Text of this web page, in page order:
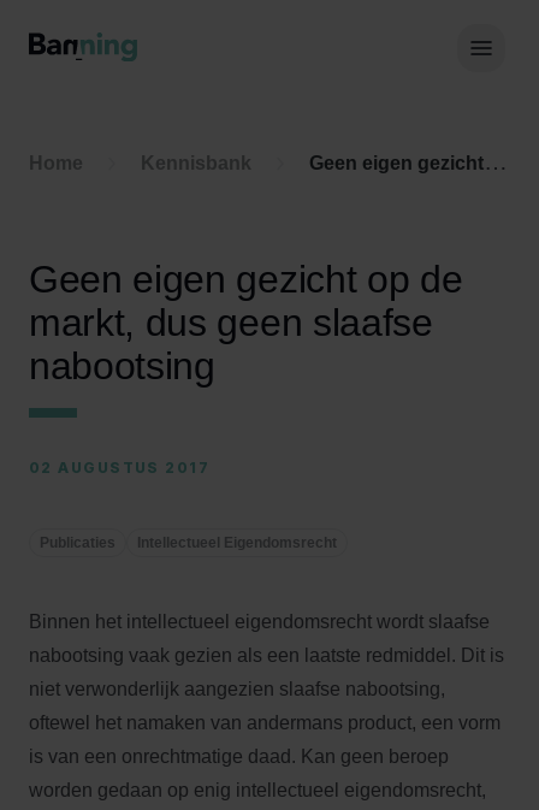
Home Kennisbank Geen eigen gezicht op de markt, dus geen slaafse nabootsing
Geen eigen gezicht op de
markt, dus geen slaafse
nabootsing
02 AUGUSTUS 2017
Publicaties Intellectueel Eigendomsrecht
Binnen het intellectueel eigendomsrecht wordt slaafse
nabootsing vaak gezien als een laatste redmiddel. Dit is
niet verwonderlijk aangezien slaafse nabootsing,
oftewel het namaken van andermans product, een vorm
is van een onrechtmatige daad. Kan geen beroep
worden gedaan op enig intellectueel eigendomsrecht,